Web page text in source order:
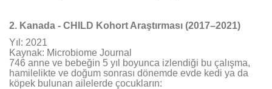
2. Kanada - CHILD Kohort Araştırması (2017–2021)
Yıl: 2021
Kaynak: Microbiome Journal
746 anne ve bebeğin 5 yıl boyunca izlendiği bu çalışma,
hamilelikte ve doğum sonrası dönemde evde kedi ya da
köpek bulunan ailelerde çocukların: